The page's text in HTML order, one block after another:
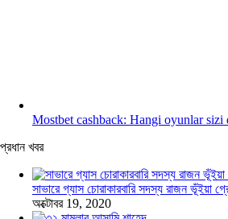
Mostbet cashback: Hangi oyunlar sizi
প্রধান খবর
সাভারে গ্যাস চোরাকারবারি সদস্য রাজন ভূঁইয়া
অক্টোবর 19, 2020